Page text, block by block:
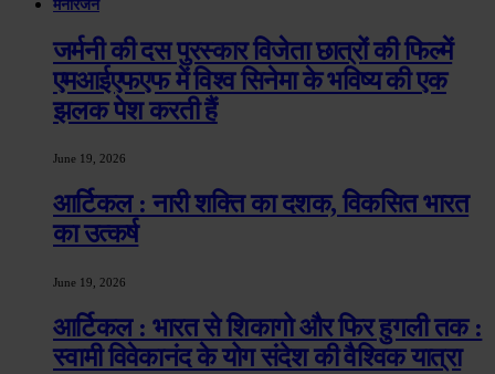
मनोरंजन
जर्मनी की दस पुरस्कार विजेता छात्रों की फिल्में
एमआईएफएफ में विश्व सिनेमा के भविष्य की एक
झलक पेश करती हैं
June 19, 2026
आर्टिकल : नारी शक्ति का दशक, विकसित भारत
का उत्कर्ष
June 19, 2026
आर्टिकल : भारत से शिकागो और फिर हुगली तक :
स्वामी विवेकानंद के योग संदेश की वैश्विक यात्रा